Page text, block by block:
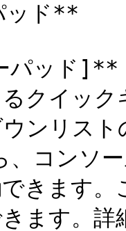
ッド**
ッド]**
クイッ
ウンリス
、コンソ
きます
ます。